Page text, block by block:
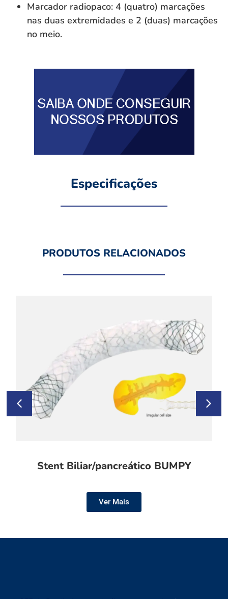
Marcador radiopaco: 4 (quatro) marcações
nas duas extremidades e 2 (duas) marcações
no meio.
Especificações
PRODUTOS RELACIONADOS
Stent Biliar/pancreático BUMPY
Ver Mais